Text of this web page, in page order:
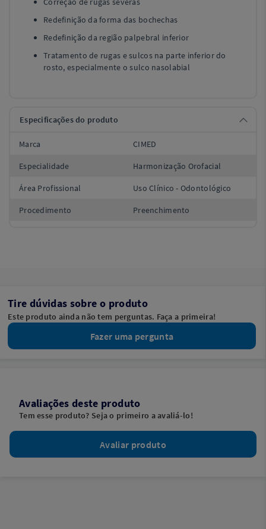
Redefinição da forma das bochechas
Redefinição da região palpebral inferior
Tratamento de rugas e sulcos na parte inferior do
rosto, especialmente o sulco nasolabial
Especificações do produto
Marca CIMED
Especialidade Harmonização Orofacial
Área Profissional Uso Clínico - Odontológico
Procedimento Preenchimento
Tire dúvidas sobre o produto
Este produto ainda não tem perguntas. Faça a primeira!
Fazer uma pergunta
Avaliações deste produto
Tem esse produto? Seja o primeiro a avaliá-lo!
Avaliar produto